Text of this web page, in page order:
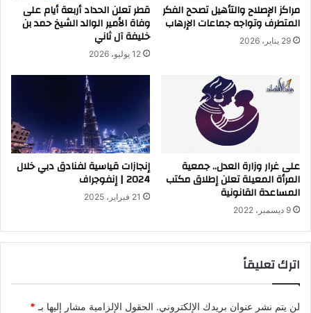
مراكز الإصلاح والتأهيل تصحح الفكر
المتطرف وتواجه جماعات الإرهاب
29 يناير، 2026
قطر تعلن الحداد أربعة أيام على
وفاة الأمير الوالد الشيخ حمد بن
خليفة آل ثاني
12 يوليو، 2026
على غرار وزارة العدل.. جمعية
المرأة المعيلة تعلن إطلاق مكتب
المساعدة القانونية
9 ديسمبر، 2022
إنجازات قياسية لفنادق دبي خلال
2024 | إنفوجراف
21 فبراير، 2025
اترك تعليقاً
لن يتم نشر عنوان بريدك الإلكتروني. الحقول الإلزامية مشار إليها بـ *